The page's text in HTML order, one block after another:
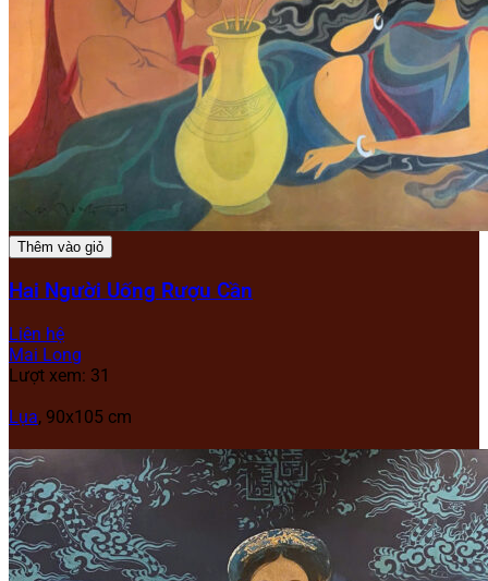
Thêm vào giỏ
Hai Người Uống Rượu Cần
Liên hệ
Mai Long
Lượt xem: 31
Lụa, 90x105 cm